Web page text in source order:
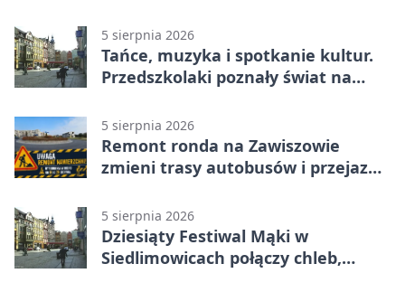
5 sierpnia 2026
Tańce, muzyka i spotkanie kultur.
Przedszkolaki poznały świat na
5 sierpnia 2026
Remont ronda na Zawiszowie
zmieni trasy autobusów i przejazd
5 sierpnia 2026
Dziesiąty Festiwal Mąki w
Siedlimowicach połączy chleb,